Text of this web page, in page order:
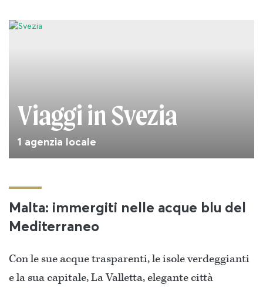
Viaggi in Svezia
1 agenzia locale
Malta: immergiti nelle acque blu del
Mediterraneo
Con le sue acque trasparenti, le isole verdeggianti
e la sua capitale, La Valletta, elegante città